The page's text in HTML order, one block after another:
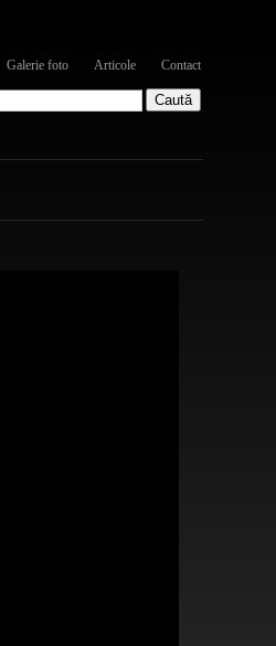
Galerie foto Articole Contact